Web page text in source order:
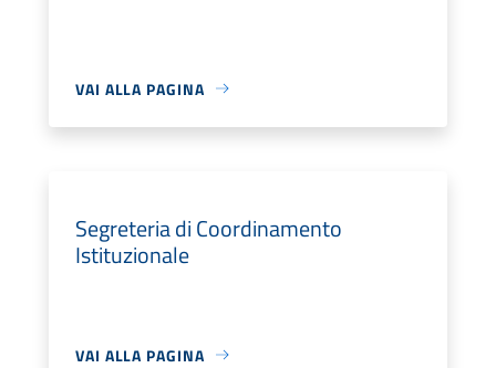
VAI ALLA PAGINA
Segreteria di Coordinamento
Istituzionale
VAI ALLA PAGINA